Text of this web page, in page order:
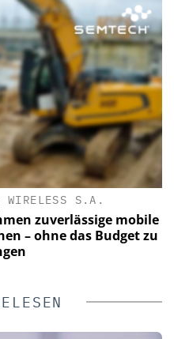
WIRELESS S.A.
zuverlässige mobile
– ohne das Budget zu